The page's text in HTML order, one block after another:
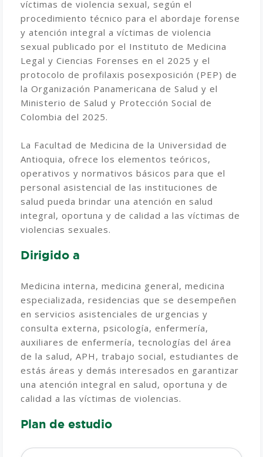
víctimas de violencia sexual, según el
procedimiento técnico para el abordaje forense
y atención integral a víctimas de violencia
sexual publicado por el Instituto de Medicina
Legal y Ciencias Forenses en el 2025 y el
protocolo de profilaxis posexposición (PEP) de
la Organización Panamericana de Salud y el
Ministerio de Salud y Protección Social de
Colombia del 2025.
La Facultad de Medicina de la Universidad de
Antioquia, ofrece los elementos teóricos,
operativos y normativos básicos para que el
personal asistencial de las instituciones de
salud pueda brindar una atención en salud
integral, oportuna y de calidad a las víctimas de
violencias sexuales.
Dirigido a
Medicina interna, medicina general, medicina
especializada, residencias que se desempeñen
en servicios asistenciales de urgencias y
consulta externa, psicología, enfermería,
auxiliares de enfermería, tecnologías del área
de la salud, APH, trabajo social, estudiantes de
estás áreas y demás interesados en garantizar
una atención integral en salud, oportuna y de
calidad a las víctimas de violencias.
Plan de estudio